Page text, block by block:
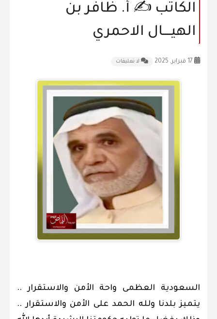
الكاتب ✍️ أ. ظافر بن
الهيــــال الاحمري
لا تعليقات
السعودية العظمى واحة الأمن والاستقرار ..
يتميز بلدنا ولله الحمد على الأمن والاستقرار ..